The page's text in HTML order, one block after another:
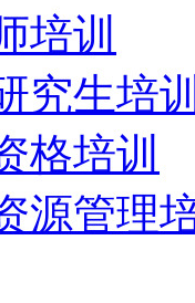
培训
究生培训
格培训
源管理